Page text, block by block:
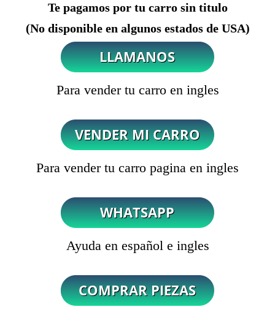
Te pagamos por tu carro sin titulo
(No disponible en algunos estados de USA)
Para vender tu carro en ingles
Para vender tu carro pagina en ingles
Ayuda en español e ingles